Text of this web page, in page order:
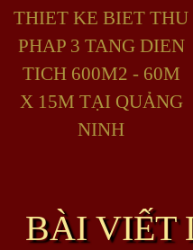
THIET KE BIET THU
PHAP 3 TANG DIEN
TICH 600M2 - 60M
X 15M TẠI QUẢNG
NINH
BÀI VIẾT